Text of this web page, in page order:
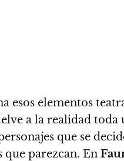
esos elementos
a la realidad toda
que se
parezcan. En